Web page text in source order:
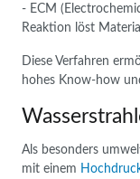
- ECM
Reaktion löst
Diese Verfahren
hohes Know-how
Als besonders
mit einem